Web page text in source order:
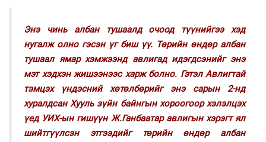
Энэ чинь албан тушаалд очоод түүнийгээ хэд
нугалж олно гэсэн үг биш үү. Төрийн өндөр албан
тушаал ямар хэмжээнд авлигад идэгдсэнийг энэ
мэт хэдхэн жишээнээс харж болно. Гэтэл Авлигтай
тэмцэх үндэсний хөтөлбөрийг энэ сарын 2-нд
хуралдсан Хууль зүйн байнгын хороогоор хэлэлцэх
үед УИХ-ын гишүүн Ж.Ганбаатар авлигын хэрэгт ял
шийтгүүлсэн этгээдийг төрийн өндөр албан